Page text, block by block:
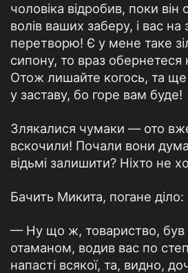
чоловіка відробив, поки
волів ваших заберу, і вас на
перетворю! Є у мене таке
сипону, то враз обернетеся
Отож лишайте когось, та ще
у заставу, бо горе вам буде!
Злякалися чумаки — ото
вскочили! Почали вони
відьмі залишити? Ніхто не
Бачить Микита, погане діло:
— Ну що ж, товариство, був
отаманом, водив вас по
напасті всякої, та, видно,